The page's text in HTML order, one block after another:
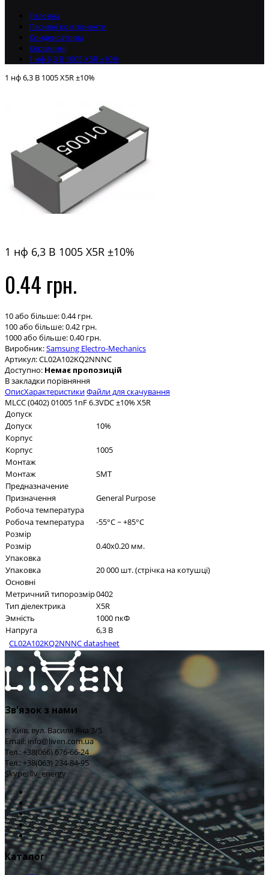
Головна
Пасивні компоненти
Конденсаторы
Керамічні
1 нф 6,3 В 1005 X5R ±10%
1 нф 6,3 В 1005 X5R ±10%
1 нф 6,3 В 1005 X5R ±10%
0.44 грн.
10 або більше: 0.44 грн.
100 або більше: 0.42 грн.
1000 або більше: 0.40 грн.
Виробник:Samsung Electro-Mechanics
Артикул:CL02A102KQ2NNNC
Доступно: Немає пропозицій
В закладки порівняння
ОписХарактеристикиФайли для скачування
MLCC (0402) 01005 1nF 6.3VDC ±10% X5R
Допуск
Допуск
10%
Корпус
Корпус
1005
Монтаж
Монтаж
SMT
Предназначение
Призначення
General Purpose
Робоча температура
Робоча температура
-55°C ~ +85°C
Розмір
Розмір
0.40x0.20 мм.
Упаковка
Упаковка
20 000 шт. (стрічка на котушці)
Основні
Метричний типорозмір0402
Тип діелектрика
X5R
Эмність
1000 пкФ
Напруга
6,3 В
CL02A102KQ2NNNC datasheet
Зв'язок з нами
г. Київ, вул. Василя Яна 3/5
Email: info@liven.com.ua
Тел.: +38(066) 676-66-24
Тел.: +38(063) 234-84-95
Skype: liv_energy
Каталог